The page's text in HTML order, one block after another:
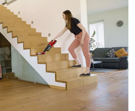
by
Management Platform